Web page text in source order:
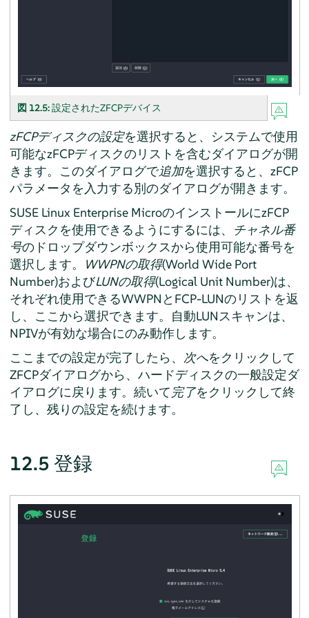
図 12.5:設定されたZFCPデバイス
zFCPディスクの設定を選択すると、システムで使用
可能なzFCPディスクのリストを含むダイアログが開
きます。このダイアログで追加を選択すると、zFCP
パラメータを入力する別のダイアログが開きます。
SUSE Linux Enterprise MicroのインストールにzFCP
ディスクを使用できるようにするには、
チャネル番
号のドロップダウンボックスから使用可能な番号を
選択します。
WWPNの取得(World Wide Port
Number)およびLUNの取得(Logical Unit Number)は、
それぞれ使用できるWWPNとFCP-LUNのリストを返
し、ここから選択できます。自動LUNスキャンは、
NPIVが有効な場合にのみ動作します。
ここまでの設定が完了したら、 次へをクリックして
ZFCPダイアログから、ハードディスクの一般設定ダ
イアログに戻ります。続いて完了をクリックして終
了し、残りの設定を続けます。
12.5 登録